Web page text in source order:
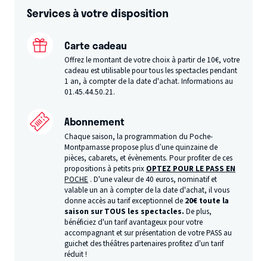
Services à votre disposition
Carte cadeau
Offrez le montant de votre choix à partir de 10€, votre
cadeau est utilisable pour tous les spectacles pendant
1 an, à compter de la date d'achat. Informations au
01.45.44.50.21.
Abonnement
Chaque saison, la programmation du Poche-
Montparnasse propose plus d’une quinzaine de
pièces, cabarets, et évènements. Pour profiter de ces
propositions à petits prix OPTEZ POUR LE PASS EN
POCHE . D'une valeur de 40 euros, nominatif et
valable un an à compter de la date d'achat, il vous
donne accès au tarif exceptionnel de 20€ toute la
saison sur TOUS les spectacles.De plus,
bénéficiez d'un tarif avantageux pour votre
accompagnant et sur présentation de votre PASS au
guichet des théâtres partenaires profitez d'un tarif
réduit !